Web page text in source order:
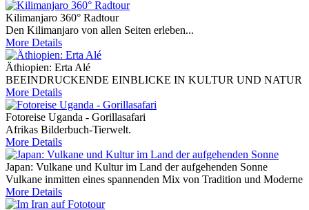
Kilimanjaro 360° Radtour
Den Kilimanjaro von allen Seiten erleben...
More Details
Äthiopien: Erta Alé
BEEINDRUCKENDE EINBLICKE IN KULTUR UND NATUR
More Details
Fotoreise Uganda - Gorillasafari
Afrikas Bilderbuch-Tierwelt.
More Details
Japan: Vulkane und Kultur im Land der aufgehenden Sonne
Vulkane inmitten eines spannenden Mix von Tradition und Moderne
More Details